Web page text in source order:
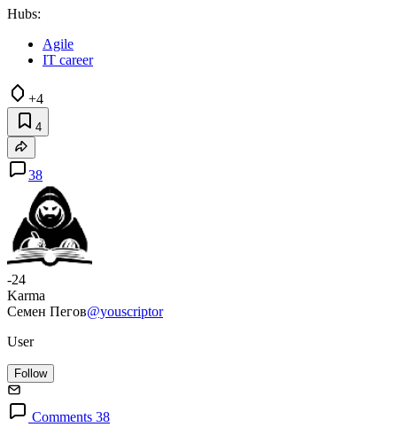
Hubs:
Agile
IT career
+4
4
38
-24
Karma
Семен Пегов@youscriptor
User
Follow
Comments 38